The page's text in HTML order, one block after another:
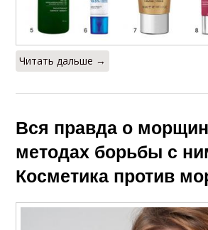
Читать дальше →
Вся правда о
методах борьбы с
Косметика против